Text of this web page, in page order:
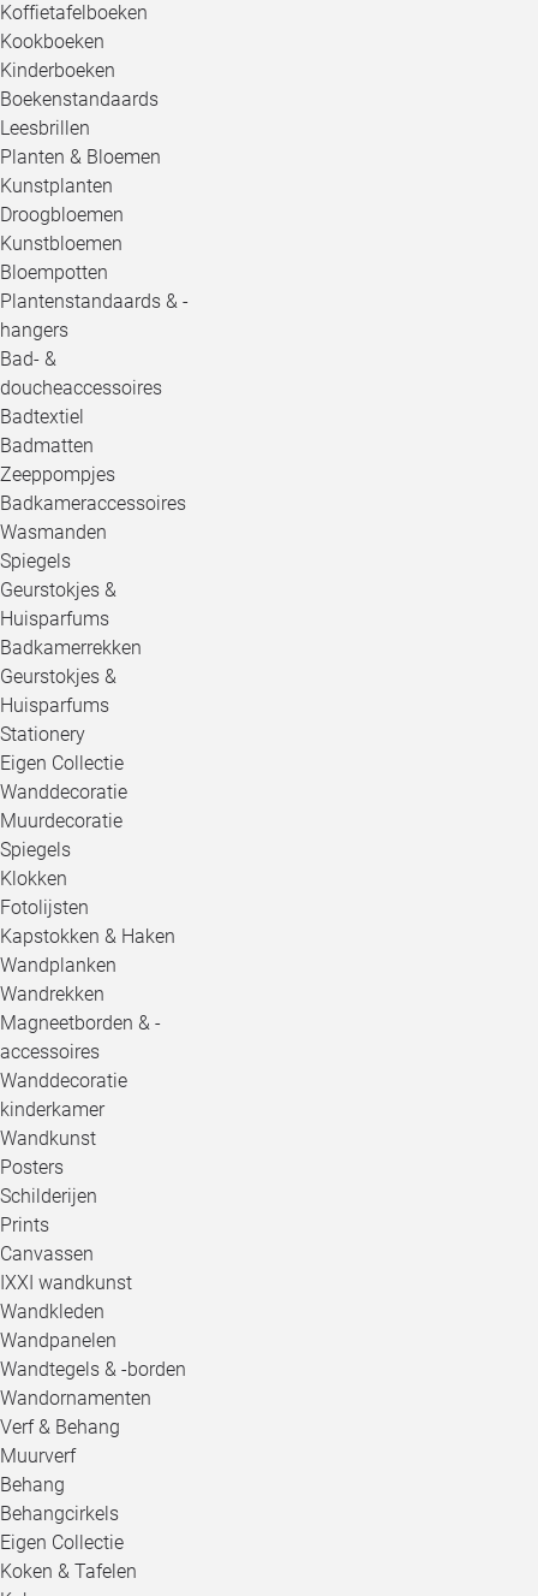
Koffietafelboeken
Kookboeken
Kinderboeken
Boekenstandaards
Leesbrillen
Planten & Bloemen
Kunstplanten
Droogbloemen
Kunstbloemen
Bloempotten
Plantenstandaards & -
hangers
Bad- &
doucheaccessoires
Badtextiel
Badmatten
Zeeppompjes
Badkameraccessoires
Wasmanden
Spiegels
Geurstokjes &
Huisparfums
Badkamerrekken
Geurstokjes &
Huisparfums
Stationery
Eigen Collectie
Wanddecoratie
Muurdecoratie
Spiegels
Klokken
Fotolijsten
Kapstokken & Haken
Wandplanken
Wandrekken
Magneetborden & -
accessoires
Wanddecoratie
kinderkamer
Wandkunst
Posters
Schilderijen
Prints
Canvassen
IXXI wandkunst
Wandkleden
Wandpanelen
Wandtegels & -borden
Wandornamenten
Verf & Behang
Muurverf
Behang
Behangcirkels
Eigen Collectie
Koken & Tafelen